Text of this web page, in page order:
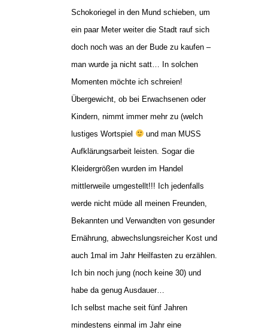
Schokoriegel in den Mund schieben, um
ein paar Meter weiter die Stadt rauf sich
doch noch was an der Bude zu kaufen –
man wurde ja nicht satt… In solchen
Momenten möchte ich schreien!
Übergewicht, ob bei Erwachsenen oder
Kindern, nimmt immer mehr zu (welch
lustiges Wortspiel
und man MUSS
Aufklärungsarbeit leisten. Sogar die
Kleidergrößen wurden im Handel
mittlerweile umgestellt!!! Ich jedenfalls
werde nicht müde all meinen Freunden,
Bekannten und Verwandten von gesunder
Ernährung, abwechslungsreicher Kost und
auch 1mal im Jahr Heilfasten zu erzählen.
Ich bin noch jung (noch keine 30) und
habe da genug Ausdauer…
Ich selbst mache seit fünf Jahren
mindestens einmal im Jahr eine